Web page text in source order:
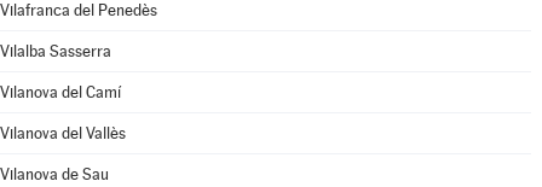
Vilafranca del Penedès
Vilalba Sasserra
Vilanova del Camí
Vilanova del Vallès
Vilanova de Sau